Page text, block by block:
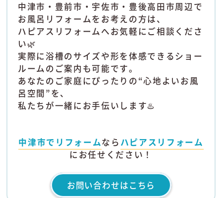
中津市・豊前市・宇佐市・豊後高田市周辺で
お風呂リフォームをお考えの方は、
ハピアスリフォームへお気軽にご相談くださ
い🌿
実際に浴槽のサイズや形を体感できるショー
ルームのご案内も可能です。
あなたのご家庭にぴったりの“心地よいお風
呂空間”を、
私たちが一緒にお手伝いします♨️
中津市でリフォームなら ハピアスリフォーム
にお任せください！
お問い合わせはこちら